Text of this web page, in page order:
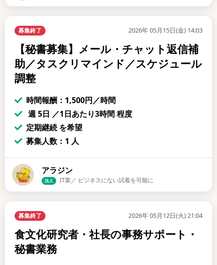
募集終了 2026年 05月15日(金) 14:03
【秘書募集】メール・チャット返信補
助／タスクリマインド／スケジュール
調整
時間報酬：1,500円／時間
週 5日 ／1日あたり3時間 程度
定期継続 を希望
募集人数：1 人
アラジン
法人 IT業／ ビジネスにない試着を可能に
募集終了 2026年 05月12日(火) 21:04
食文化研究者・社長の事務サポート・
秘書業務